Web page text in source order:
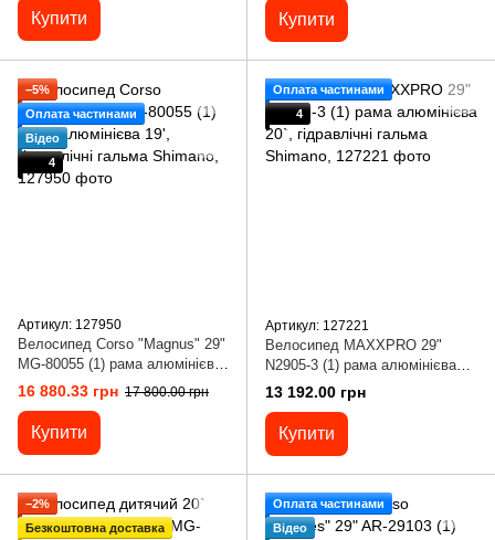
Купити Купити
−5%
Оплата частинами
Відео
4
Артикул: 127950
Велосипед Corso "Magnus" 29"
MG-80055 (1) рама алюмінієва
19', гідравлічні гальма
16 880.33 грн 17 800.00 грн
Купити
Оплата частинами
4
Артикул: 127221
Велосипед MAXXPRO 29"
N2905-3 (1) рама алюмінієва
20`, гідравлічні гальма
13 192.00 грн
Купити
−2%
Безкоштовна доставка
Оплата частинами
Відео